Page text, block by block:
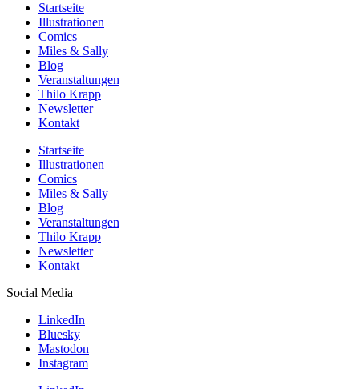
Startseite
Illustrationen
Comics
Miles & Sally
Blog
Veranstaltungen
Thilo Krapp
Newsletter
Kontakt
Startseite
Illustrationen
Comics
Miles & Sally
Blog
Veranstaltungen
Thilo Krapp
Newsletter
Kontakt
Social Media
LinkedIn
Bluesky
Mastodon
Instagram